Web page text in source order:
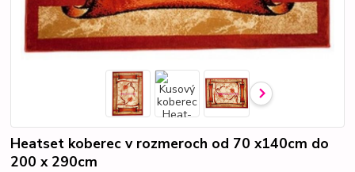
Heatset koberec v rozmeroch od 70 x140cm do
200 x 290cm